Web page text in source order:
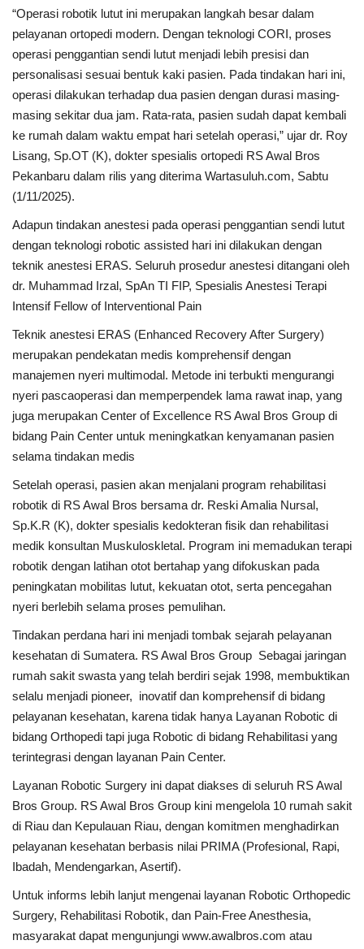
“Operasi robotik lutut ini merupakan langkah besar dalam
pelayanan ortopedi modern. Dengan teknologi CORI, proses
operasi penggantian sendi lutut menjadi lebih presisi dan
personalisasi sesuai bentuk kaki pasien. Pada tindakan hari ini,
operasi dilakukan terhadap dua pasien dengan durasi masing-
masing sekitar dua jam. Rata-rata, pasien sudah dapat kembali
ke rumah dalam waktu empat hari setelah operasi,” ujar dr. Roy
Lisang, Sp.OT (K), dokter spesialis ortopedi RS Awal Bros
Pekanbaru dalam rilis yang diterima Wartasuluh.com, Sabtu
(1/11/2025).
Adapun tindakan anestesi pada operasi penggantian sendi lutut
dengan teknologi robotic assisted hari ini dilakukan dengan
teknik anestesi ERAS. Seluruh prosedur anestesi ditangani oleh
dr. Muhammad Irzal, SpAn TI FIP, Spesialis Anestesi Terapi
Intensif Fellow of Interventional Pain
Teknik anestesi ERAS (Enhanced Recovery After Surgery)
merupakan pendekatan medis komprehensif dengan
manajemen nyeri multimodal. Metode ini terbukti mengurangi
nyeri pascaoperasi dan memperpendek lama rawat inap, yang
juga merupakan Center of Excellence RS Awal Bros Group di
bidang Pain Center untuk meningkatkan kenyamanan pasien
selama tindakan medis
Setelah operasi, pasien akan menjalani program rehabilitasi
robotik di RS Awal Bros bersama dr. Reski Amalia Nursal,
Sp.K.R (K), dokter spesialis kedokteran fisik dan rehabilitasi
medik konsultan Muskuloskletal. Program ini memadukan terapi
robotik dengan latihan otot bertahap yang difokuskan pada
peningkatan mobilitas lutut, kekuatan otot, serta pencegahan
nyeri berlebih selama proses pemulihan.
Tindakan perdana hari ini menjadi tombak sejarah pelayanan
kesehatan di Sumatera. RS Awal Bros Group Sebagai jaringan
rumah sakit swasta yang telah berdiri sejak 1998, membuktikan
selalu menjadi pioneer, inovatif dan komprehensif di bidang
pelayanan kesehatan, karena tidak hanya Layanan Robotic di
bidang Orthopedi tapi juga Robotic di bidang Rehabilitasi yang
terintegrasi dengan layanan Pain Center.
Layanan Robotic Surgery ini dapat diakses di seluruh RS Awal
Bros Group. RS Awal Bros Group kini mengelola 10 rumah sakit
di Riau dan Kepulauan Riau, dengan komitmen menghadirkan
pelayanan kesehatan berbasis nilai PRIMA (Profesional, Rapi,
Ibadah, Mendengarkan, Asertif).
Untuk informs lebih lanjut mengenai layanan Robotic Orthopedic
Surgery, Rehabilitasi Robotik, dan Pain-Free Anesthesia,
masyarakat dapat mengunjungi www.awalbros.com atau